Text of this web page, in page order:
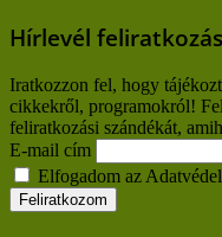
Hírlevél feliratkozás
Iratkozzon fel, hogy
cikkekről, programokról!
feliratkozási szándékát,
E-mail cím
Elfogadom az